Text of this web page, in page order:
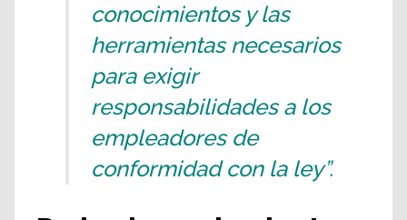
conocimientos y las
herramientas necesarios
para exigir
responsabilidades a los
empleadores de
conformidad con la ley”.